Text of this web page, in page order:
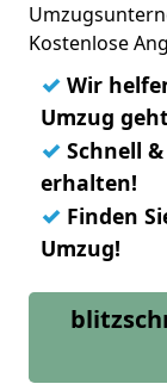
Kostenlose
✓ Wir
Umzug
✓ Schnell
erhalten!
✓ Finden
Umzug!